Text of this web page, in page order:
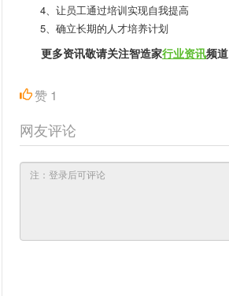
4、让员工通过培训实现自我提高
5、确立长期的人才培养计划
更多资讯敬请关注智造家行业资讯频道
赞 1
网友评论